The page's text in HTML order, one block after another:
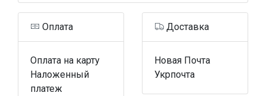
Оплата
Оплата на карту
Наложенный
платеж
Доставка
Новая Почта
Укрпочта